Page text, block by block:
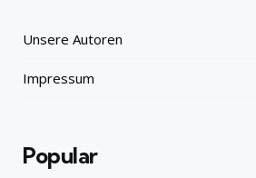
Unsere Autoren
Impressum
Popular